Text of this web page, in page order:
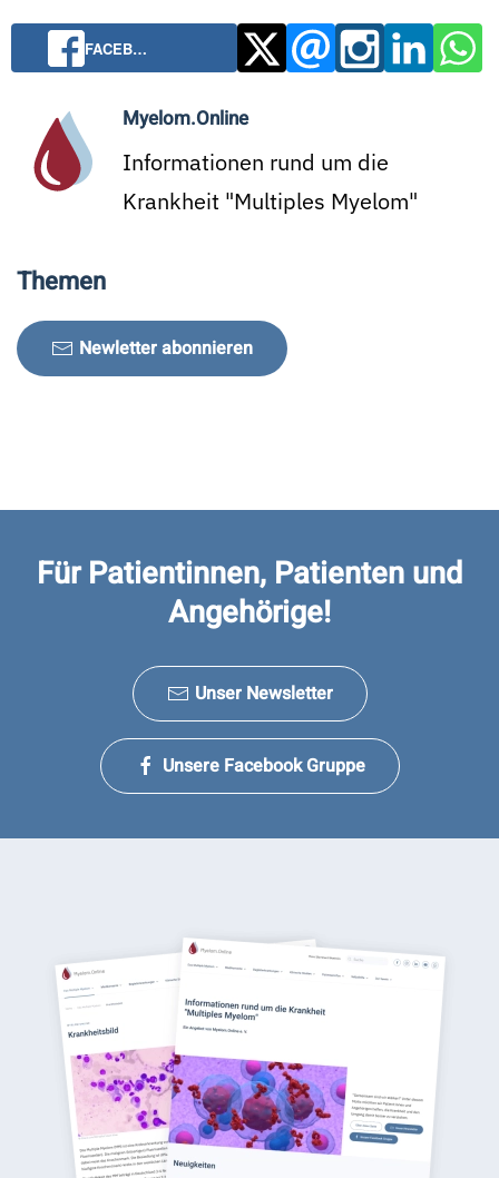
FACEB…
Myelom.Online
Informationen rund um die
Krankheit "Multiples Myelom"
Themen
Newletter abonnieren
Für Patientinnen, Patienten und
Angehörige!
Unser Newsletter
Unsere Facebook Gruppe